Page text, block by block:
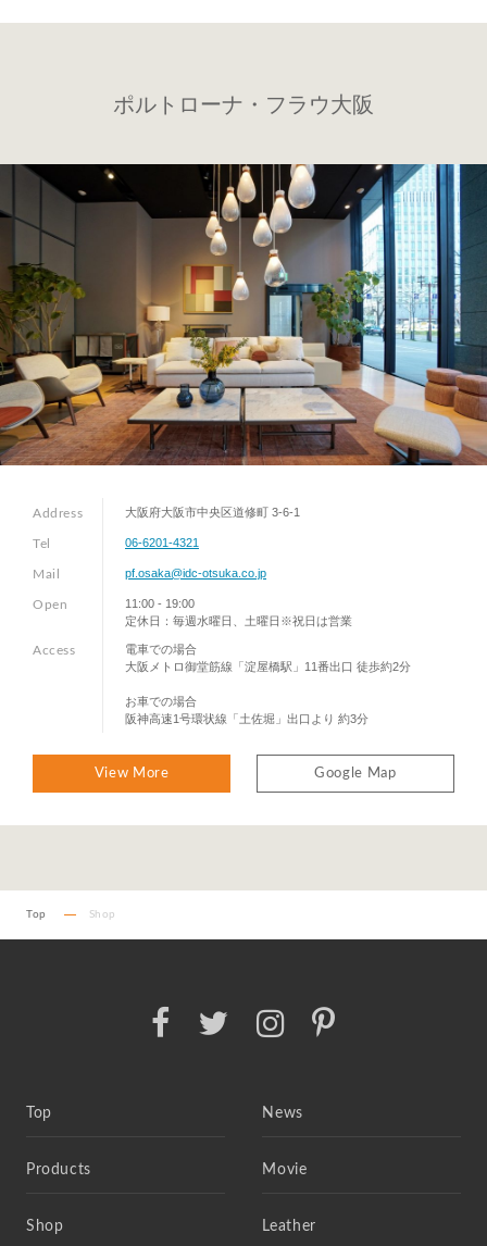
ポルトローナ・フラウ大阪
Address 大阪府大阪市中央区道修町 3-6-1
Tel 06-6201-4321
Mail pf.osaka@idc-otsuka.co.jp
Open
11:00 - 19:00
定休日：毎週水曜日、土曜日※祝日は営業
Access
電車での場合
大阪メトロ御堂筋線「淀屋橋駅」11番出口 徒歩約2分
お車での場合
阪神高速1号環状線「土佐堀」出口より 約3分
View More Google Map
Top Shop
Top News
Products Movie
Shop Leather